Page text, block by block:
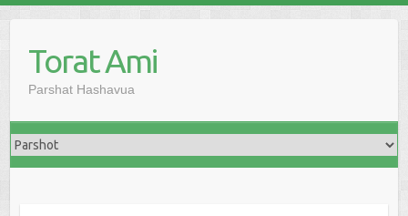
Torat Ami
Parshat Hashavua